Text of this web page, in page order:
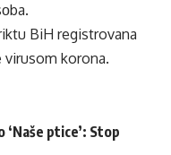
BiH registrovana
virusom korona.
ptice’: Stop